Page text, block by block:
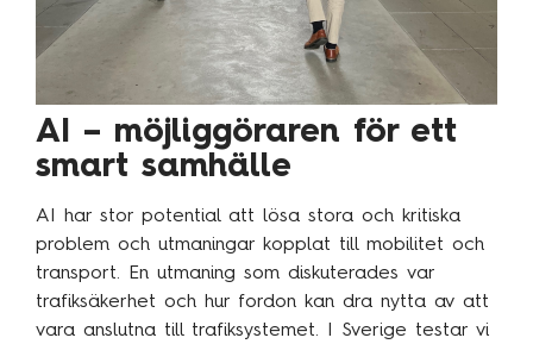
Meet the team
Aktuellt
Pressmeddelanden
Insikter
Event & webinars
Pressmeddelanden
Rapporter
AI – möjliggöraren för ett
smart samhälle
AI har stor potential att lösa stora och kritiska
problem och utmaningar kopplat till mobilitet och
transport. En utmaning som diskuterades var
trafiksäkerhet och hur fordon kan dra nytta av att
vara anslutna till trafiksystemet. I Sverige testar vi